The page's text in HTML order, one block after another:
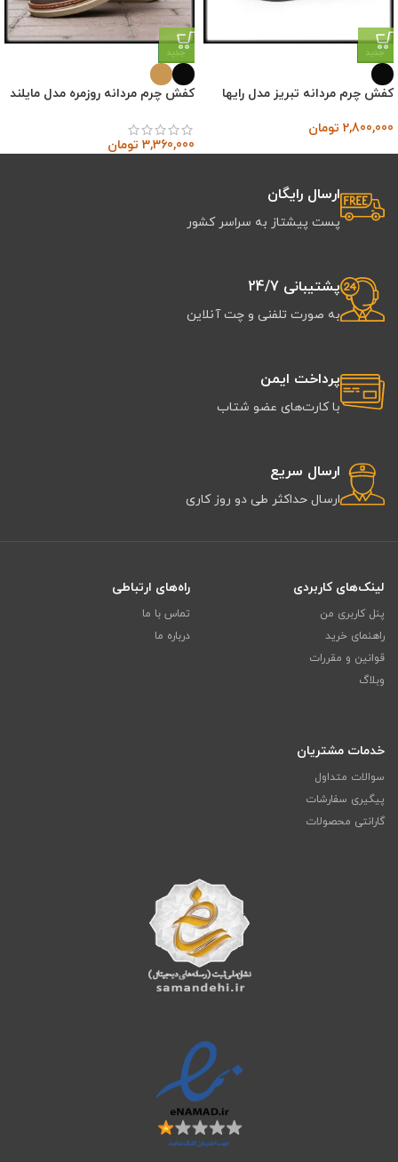
جدید
کفش چرم مردانه تبریز مدل رایها
2,800,000 تومان
جدید
کفش چرم مردانه روزمره مدل مایلند
3,360,000 تومان
ارسال رایگان
پست پیشتاز به سراسر کشور
پشتیبانی 24/7
به صورت تلفنی و چت آنلاین
پرداخت ایمن
با کارت‌های عضو شتاب
ارسال سریع
ارسال حداکثر طی دو روز کاری
لینک‌های کاربردی
پنل کاربری من
راهنمای خرید
قوانین و مقررات
وبلاگ
راه‌های ارتباطی
تماس با ما
درباره ما
خدمات مشتریان
سوالات متداول
پیگیری سفارشات
گارانتی محصولات